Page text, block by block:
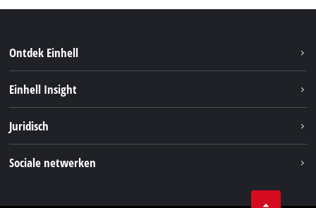
Ontdek Einhell
Service
Accusysteem
Einhell Insight
Carrière
Juridisch
Sociale netwerken